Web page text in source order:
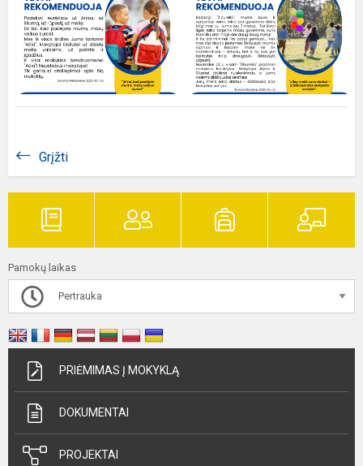
Grįžti
Pamokų laikas
Pertrauka
PRIĖMIMAS Į MOKYKLĄ
DOKUMENTAI
PROJEKTAI